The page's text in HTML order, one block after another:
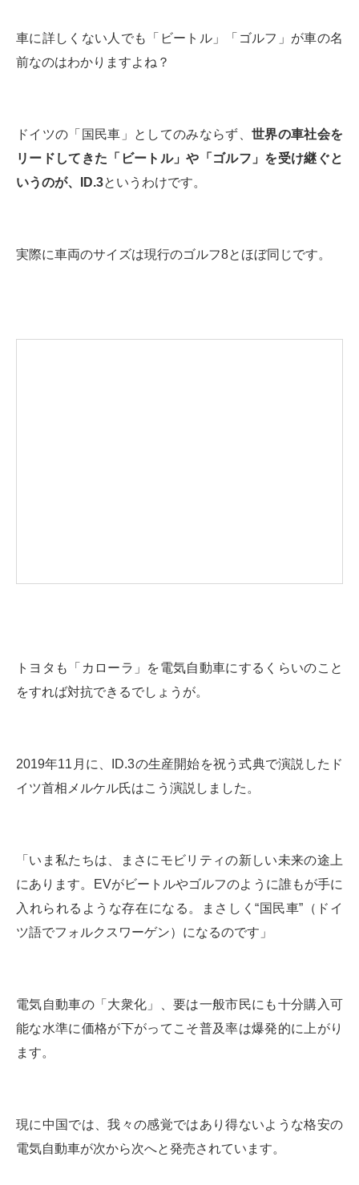
車に詳しくない人でも「ビートル」「ゴルフ」が車の名
前なのはわかりますよね？
ドイツの「国民車」としてのみならず、 世界の車社会を
リードしてきた「ビートル」や「ゴルフ」を受け継ぐと
いうのが、ID.3というわけです。
実際に車両のサイズは現行のゴルフ8とほぼ同じです。
トヨタも「カローラ」を電気自動車にするくらいのこと
をすれば対抗できるでしょうが。
2019年11月に、ID.3の生産開始を祝う式典で演説したド
イツ首相メルケル氏はこう演説しました。
「いま私たちは、まさにモビリティの新しい未来の途上
にあります。EVがビートルやゴルフのように誰もが手に
入れられるような存在になる。まさしく“国民車”（ドイ
ツ語でフォルクスワーゲン）になるのです」
電気自動車の「大衆化」、要は一般市民にも十分購入可
能な水準に価格が下がってこそ普及率は爆発的に上がり
ます。
現に中国では、我々の感覚ではあり得ないような格安の
電気自動車が次から次へと発売されています。